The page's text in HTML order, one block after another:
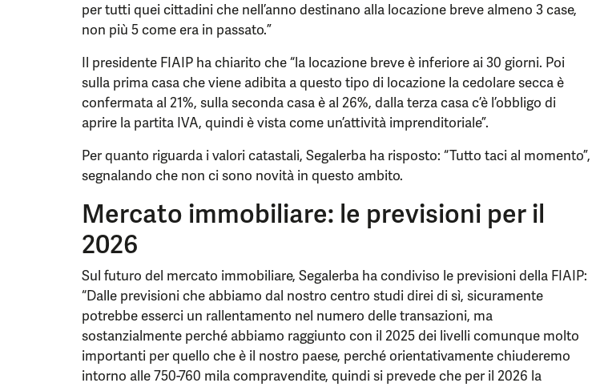
per tutti quei cittadini che nell’anno destinano alla locazione breve almeno 3 case,
non più 5 come era in passato.”
Il presidente FIAIP ha chiarito che “la locazione breve è inferiore ai 30 giorni. Poi
sulla prima casa che viene adibita a questo tipo di locazione la cedolare secca è
confermata al 21%, sulla seconda casa è al 26%, dalla terza casa c’è l’obbligo di
aprire la partita IVA, quindi è vista come un’attività imprenditoriale”.
Per quanto riguarda i valori catastali, Segalerba ha risposto: “Tutto taci al momento”,
segnalando che non ci sono novità in questo ambito.
Mercato immobiliare: le previsioni per il
2026
Sul futuro del mercato immobiliare, Segalerba ha condiviso le previsioni della FIAIP:
“Dalle previsioni che abbiamo dal nostro centro studi direi di sì, sicuramente
potrebbe esserci un rallentamento nel numero delle transazioni, ma
sostanzialmente perché abbiamo raggiunto con il 2025 dei livelli comunque molto
importanti per quello che è il nostro paese, perché orientativamente chiuderemo
intorno alle 750-760 mila compravendite, quindi si prevede che per il 2026 la